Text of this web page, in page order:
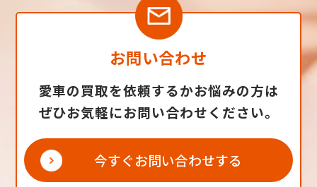
お問い合わせ
愛車の買取を依頼するかお悩みの方は
ぜひお気軽にお問い合わせください。
今すぐお問い合わせする